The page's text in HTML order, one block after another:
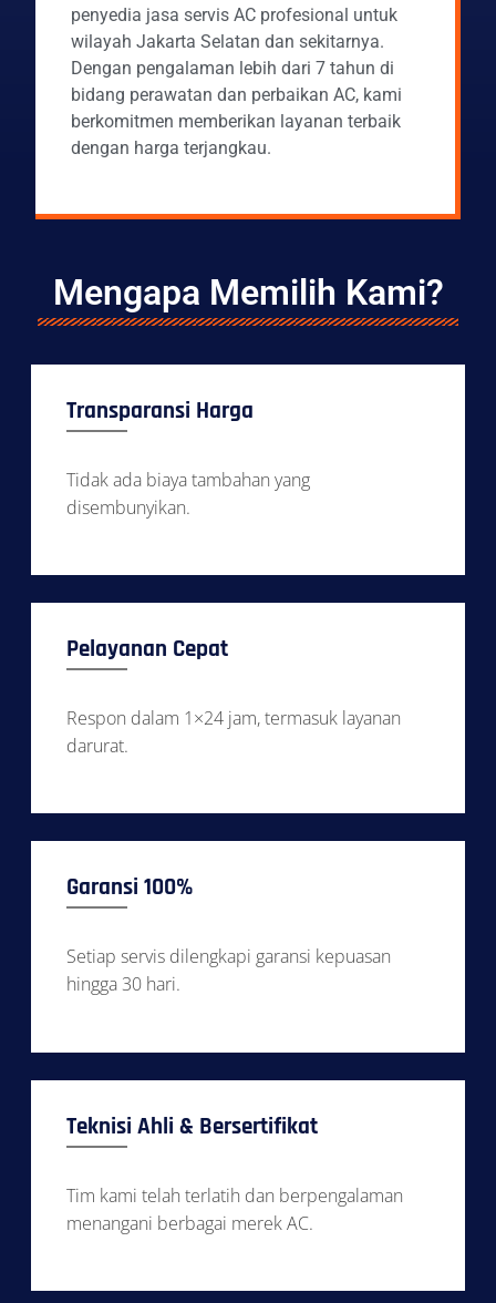
penyedia jasa servis AC profesional untuk
wilayah Jakarta Selatan dan sekitarnya.
Dengan pengalaman lebih dari 7 tahun di
bidang perawatan dan perbaikan AC, kami
berkomitmen memberikan layanan terbaik
dengan harga terjangkau.
Teknisi Ahli & Bersertifikat
Tim kami telah terlatih dan berpengalaman
menangani berbagai merek AC.
Garansi 100%
Setiap servis dilengkapi garansi kepuasan
hingga 30 hari.
Pelayanan Cepat
Respon dalam 1×24 jam, termasuk layanan
darurat.
Transparansi Harga
Tidak ada biaya tambahan yang
disembunyikan.
Mengapa Memilih Kami?